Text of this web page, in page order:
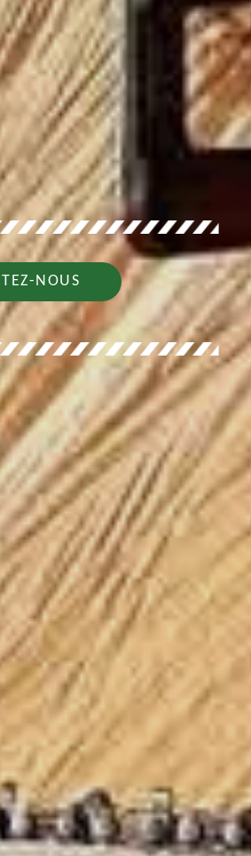
NOUS